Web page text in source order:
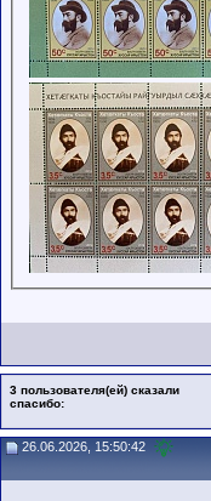
3 пользователя(ей) сказали
cпасибо:
26.06.2026, 15:50:42